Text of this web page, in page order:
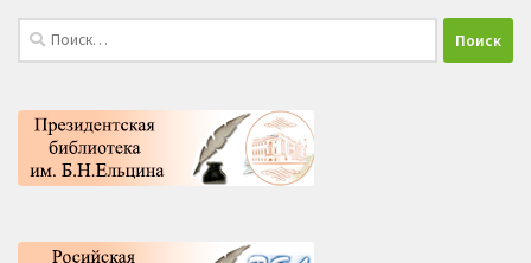
Найти: